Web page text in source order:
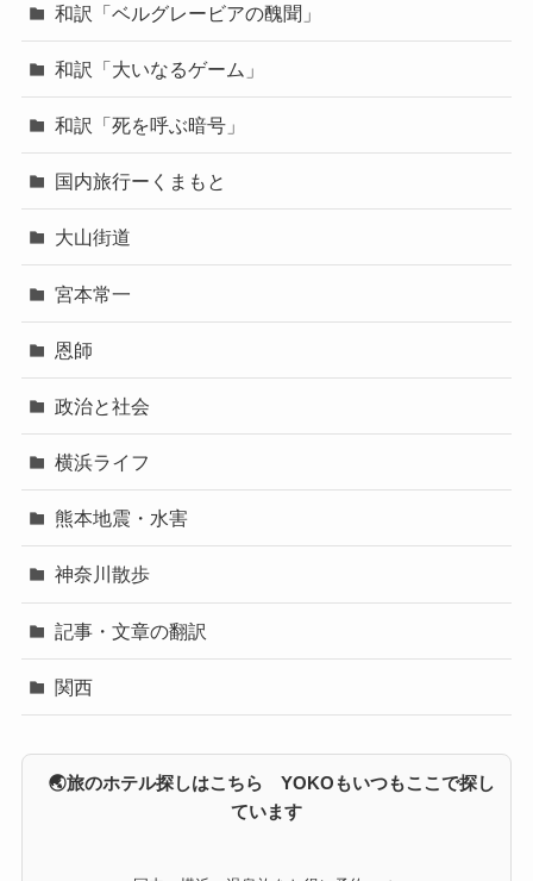
和訳「ベルグレービアの醜聞」
和訳「大いなるゲーム」
和訳「死を呼ぶ暗号」
国内旅行ーくまもと
大山街道
宮本常一
恩師
政治と社会
横浜ライフ
熊本地震・水害
神奈川散歩
記事・文章の翻訳
関西
🌏旅のホテル探しはこちら YOKOもいつもここで探し
ています